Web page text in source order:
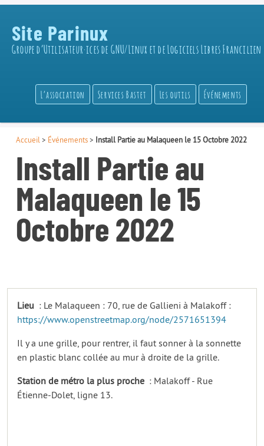
Site Parinux
Groupe d’Utilisateur·ices de GNU/Linux et de Logiciels Libres Francilien
L’association Services Bastet Les outils Événements
Accueil > Événements> Install Partie au Malaqueen le 15 Octobre 2022
Install Partie au
Malaqueen le 15
Octobre 2022
Lieu : Le Malaqueen : 70, rue de Gallieni à Malakoff :
https://www.openstreetmap.org/node/2571651394
Il y a une grille, pour rentrer, il faut sonner à la sonnette
en plastic blanc collée au mur à droite de la grille.
Station de métro la plus proche : Malakoff - Rue
Étienne-Dolet, ligne 13.